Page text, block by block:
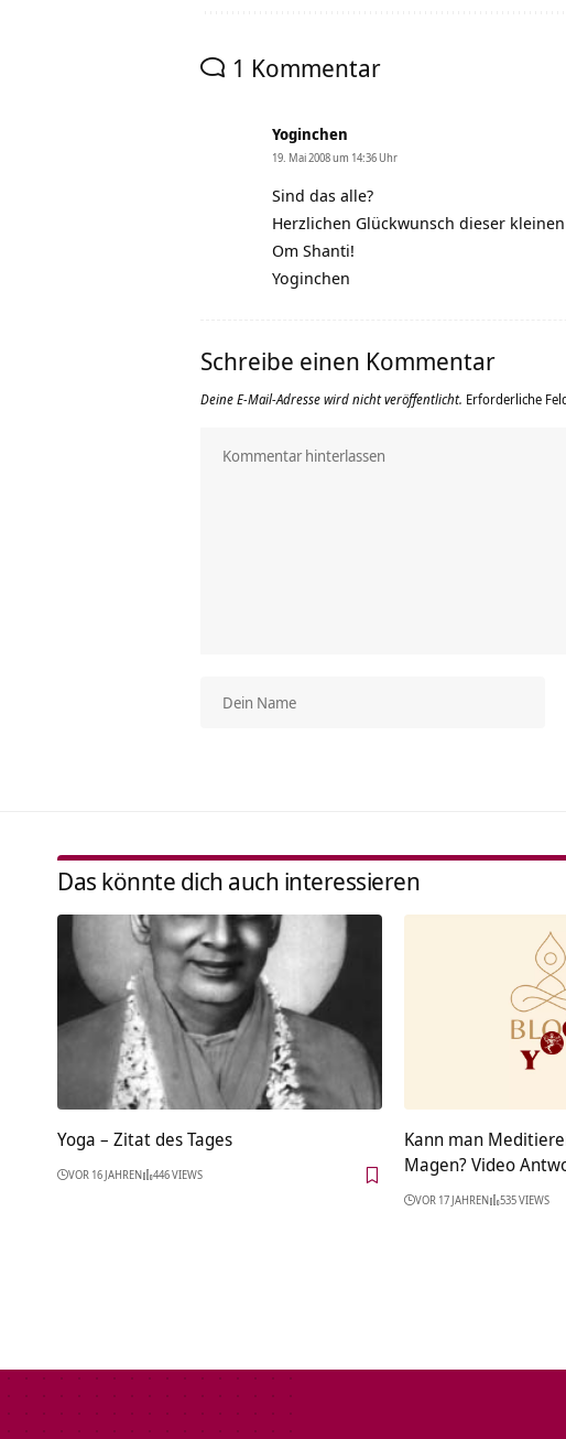
1 Kommentar
Yoginchen
19. Mai 2008 um 14:36 Uhr
Sind das alle?
Herzlichen Glückwunsch dieser
Om Shanti!
Yoginchen
Schreibe einen Kommentar
Deine E-Mail-Adresse wird nicht veröffentlicht. Erforderliche
Das könnte dich auch interessieren
Yoga – Zitat des Tages
VOR 16 JAHREN 446 VIEWS
Kann man
Magen? Video
VOR 17 JAHREN 535 VIEWS